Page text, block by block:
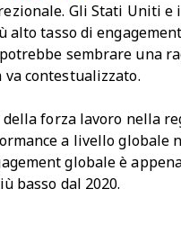
Gli Stati Uniti e
alto tasso di
sembrare una
va contestualizzato.
della forza lavoro nella
a livello globale
globale è
basso dal 2020.